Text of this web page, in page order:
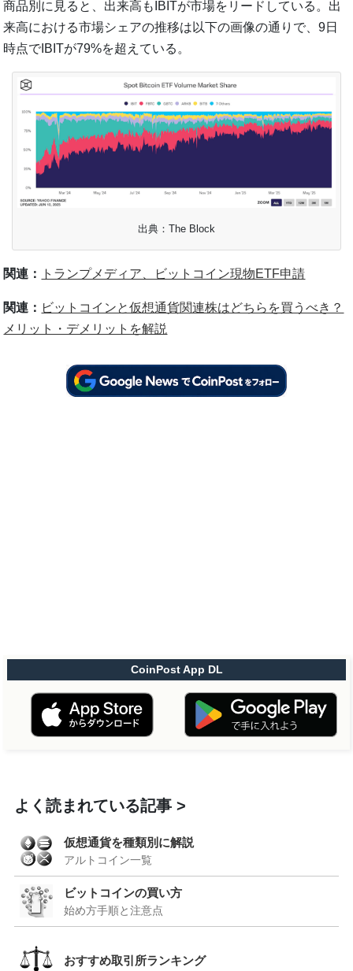
商品別に見ると、出来高もIBITが市場をリードしている。出
来高における市場シェアの推移は以下の画像の通りで、9日
時点でIBITが79%を超えている。
出典：The Block
関連： トランプメディア、ビットコイン現物ETF申請
関連： ビットコインと仮想通貨関連株はどちらを買うべき？
メリット・デメリットを解説
CoinPost App DL
よく読まれている記事
仮想通貨を種類別に解説
アルトコイン一覧
ビットコインの買い方
始め方手順と注意点
おすすめ取引所ランキング